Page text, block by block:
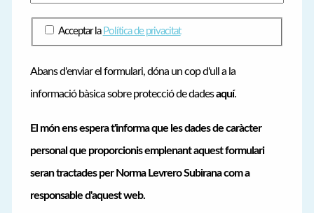
Acceptar la Política de privacitat
Abans d'enviar el formulari, dóna un cop d'ull a la
informació bàsica sobre protecció de dadesaquí.
El món ens espera t'informa que les dades de caràcter
personal que proporcionis emplenant aquest formulari
seran tractades per Norma Levrero Subirana com a
responsable d'aquest web.